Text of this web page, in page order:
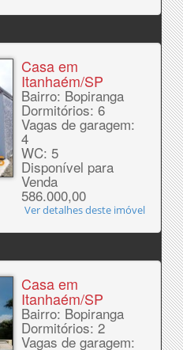
Casa em
Itanhaém/SP
Bairro: Bopiranga
Dormitórios: 6
Vagas de garagem:
4
WC: 5
Disponível para
Venda
586.000,00
Ver detalhes deste imóvel
Casa em
Itanhaém/SP
Bairro: Bopiranga
Dormitórios: 2
Vagas de garagem: